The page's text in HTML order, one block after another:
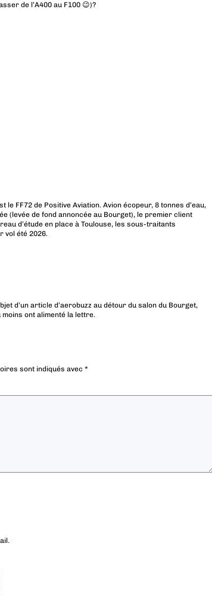
de l’A400 au F100 😉)?
FF72 de Positive Aviation. Avion écopeur, 8 tonnes d’eau,
(levée de fond annoncée au Bourget), le premier client
d’étude en place à Toulouse, les sous-traitants
vol été 2026.
d’un article d’aerobuzz au détour du salon du Bourget,
ont alimenté la lettre.
sont indiqués avec *